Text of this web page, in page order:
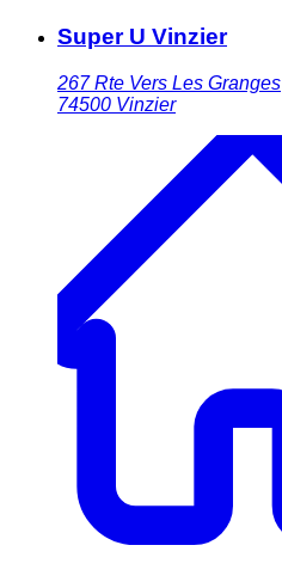
Super U Vinzier
267 Rte Vers Les Granges
74500 Vinzier